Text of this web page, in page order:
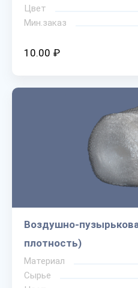
Цвет
Мин.заказ
10.00 ₽
Воздушно-
плотность)
Материал
Сырье